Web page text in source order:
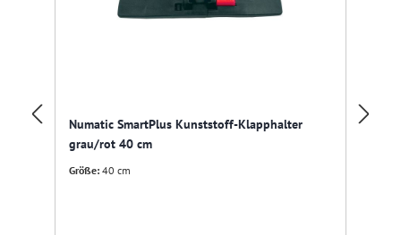
Numatic SmartPlus Kunststoff-Klapphalter
grau/rot 40 cm
Größe: 40 cm